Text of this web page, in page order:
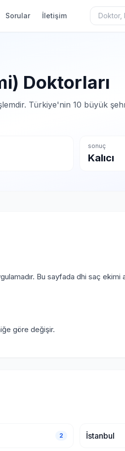
Sorular İletişim
Doktorları
Türkiye'nin 10 büyük
sonuç
Kalıcı
Bu sayfada dhi saç ekimi
göre değişir.
2 İstanbul